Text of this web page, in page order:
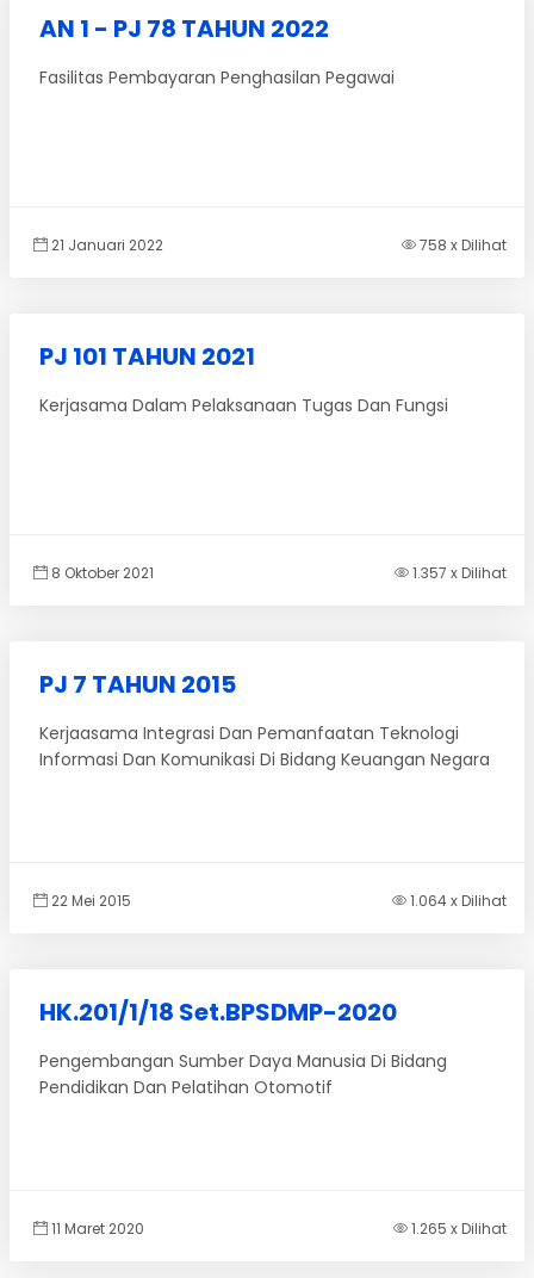
AN 1 - PJ 78 TAHUN 2022
Fasilitas Pembayaran Penghasilan Pegawai
21 Januari 2022 758 x Dilihat
PJ 101 TAHUN 2021
Kerjasama Dalam Pelaksanaan Tugas Dan Fungsi
8 Oktober 2021 1.357 x Dilihat
PJ 7 TAHUN 2015
Kerjaasama Integrasi Dan Pemanfaatan Teknologi
Informasi Dan Komunikasi Di Bidang Keuangan Negara
22 Mei 2015 1.064 x Dilihat
HK.201/1/18 Set.BPSDMP-2020
Pengembangan Sumber Daya Manusia Di Bidang
Pendidikan Dan Pelatihan Otomotif
11 Maret 2020 1.265 x Dilihat